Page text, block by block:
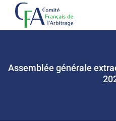
Assemblée générale